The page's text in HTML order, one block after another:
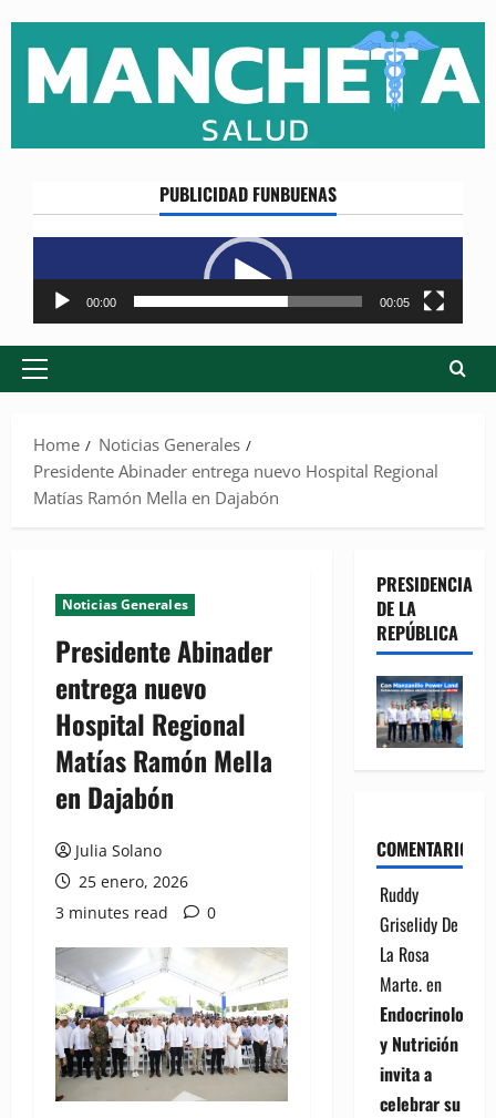
content
PUBLICIDAD FUNBUENAS
Reproductor
de
vídeo
00:00 00:05
Primary
Home
Noticias Generales
Presidente Abinader entrega nuevo Hospital Regional
Matías Ramón Mella en Dajabón
Noticias Generales
Presidente Abinader
entrega nuevo
Hospital Regional
Matías Ramón Mella
en Dajabón
Julia Solano
25 enero, 2026
3 minutes read
0
PRESIDENCIA
DE LA
REPÚBLICA
COMENTARIOS
Ruddy
Griselidy De
La Rosa
Marte.en
Endocrinología
y Nutrición
invita a
celebrar su